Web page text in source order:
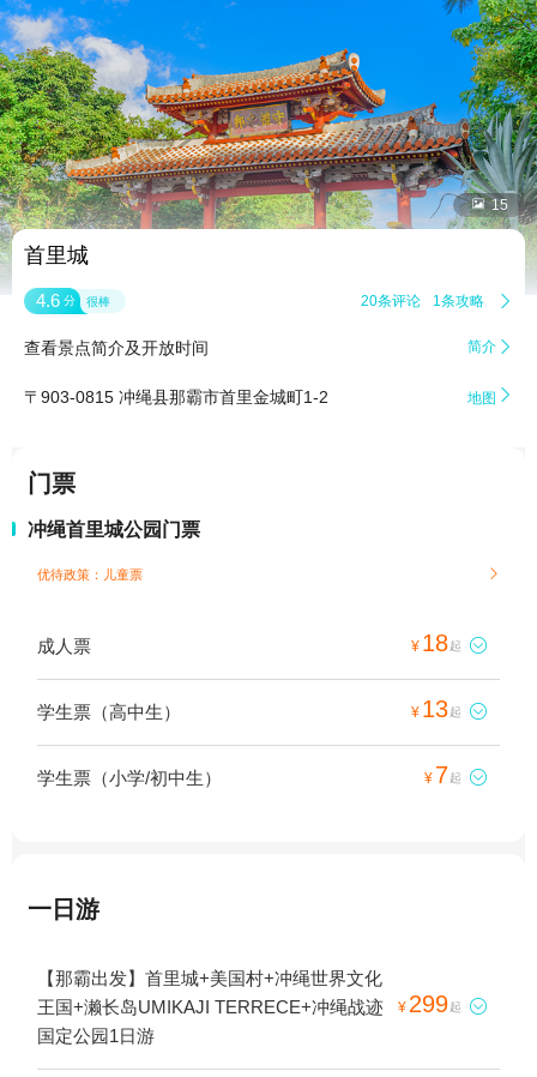
 15
首里城
4.6 分 很棒 20条评论 1条攻略 
查看景点简介及开放时间 简介 
〒903-0815 冲绳县那霸市首里金城町1-2 地图 
门票
冲绳首里城公园门票
优待政策：儿童票 
成人票 ¥ 18起 
学生票（高中生） ¥ 13起 
学生票（小学/初中生） ¥ 7起 
一日游
【那霸出发】首里城+美国村+冲绳世界文化
王国+濑长岛UMIKAJI TERRECE+冲绳战迹
国定公园1日游
¥ 299起 
